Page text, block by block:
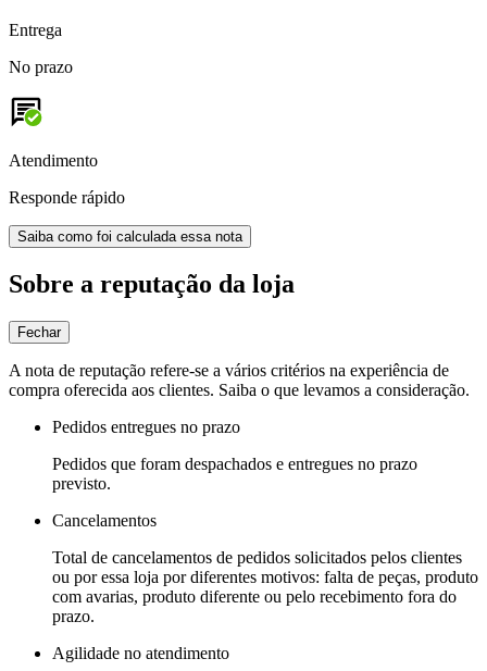
Entrega
No prazo
Atendimento
Responde rápido
Saiba como foi calculada essa nota
Sobre a reputação da loja
Fechar
A nota de reputação refere-se a vários critérios na experiência de
compra oferecida aos clientes. Saiba o que levamos a consideração.
Pedidos entregues no prazo
Pedidos que foram despachados e entregues no prazo
previsto.
Cancelamentos
Total de cancelamentos de pedidos solicitados pelos clientes
ou por essa loja por diferentes motivos: falta de peças, produto
com avarias, produto diferente ou pelo recebimento fora do
prazo.
Agilidade no atendimento